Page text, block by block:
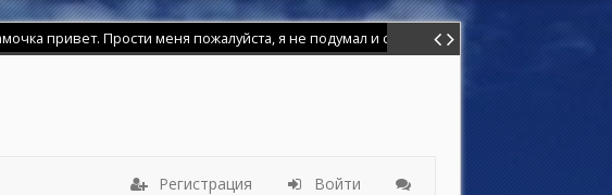
Прости меня пожалуйста, я не подумал и сделал глупость. Я баловался
Регистрация Войти